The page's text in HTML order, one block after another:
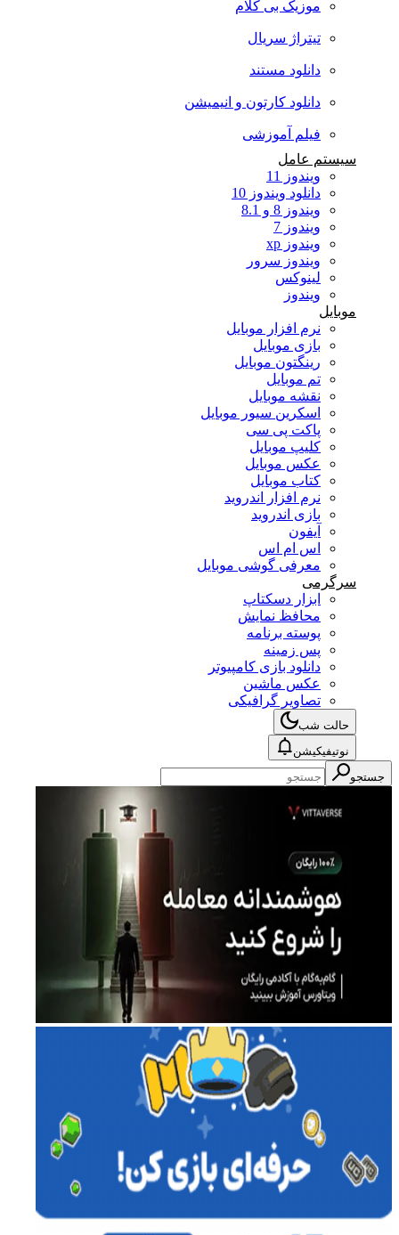
موزیک بی کلام
تیتراژ سریال
دانلود مستند
دانلود کارتون و انیمیشن
فیلم آموزشی
سیستم عامل
ویندوز 11
دانلود ویندوز 10
ویندوز 8 و 8.1
ویندوز 7
ویندوز xp
ویندوز سرور
لینوکس
ویندوز
موبایل
نرم افزار موبایل
بازی موبایل
رینگتون موبایل
تم موبایل
نقشه موبایل
اسکرین سیور موبایل
پاکت پی سی
کلیپ موبایل
عکس موبایل
کتاب موبایل
نرم افزار اندروید
بازی اندروید
آیفون
اس ام اس
معرفی گوشی موبایل
سرگرمی
ابزار دسکتاپ
محافظ نمایش
پوسته برنامه
پس زمینه
دانلود بازی کامپیوتر
عکس ماشین
تصاویر گرافیکی
حالت شب
نوتیفیکیشن
جستجو